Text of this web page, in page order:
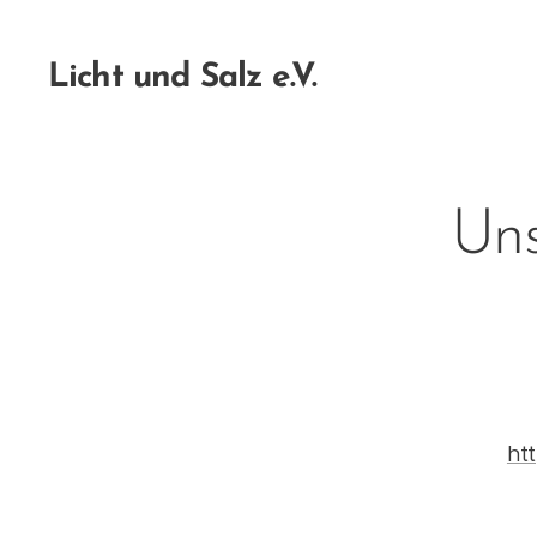
Licht und Salz e.V.